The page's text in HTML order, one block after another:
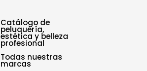
Catálogo de
peluquería,
estética y belleza
profesional
Todas nuestras
marcas